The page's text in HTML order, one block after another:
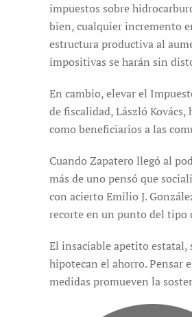
impuestos sobre
bien, cualquier incremento
estructura productiva al
impositivas se harán sin
En cambio, elevar el
de fiscalidad, László
como beneficiarios a las
Cuando Zapatero llegó al
más de uno pensó que
con acierto Emilio J.
recorte en un punto del tipo
El insaciable apetito estatal,
hipotecan el ahorro. Pensar
medidas promueven la